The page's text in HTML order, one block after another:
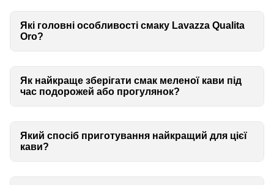
Які головні особливості смаку Lavazza Qualita
Oro?
Як найкраще зберігати смак меленої кави під
час подорожей або прогулянок?
Який спосіб приготування найкращий для цієї
кави?